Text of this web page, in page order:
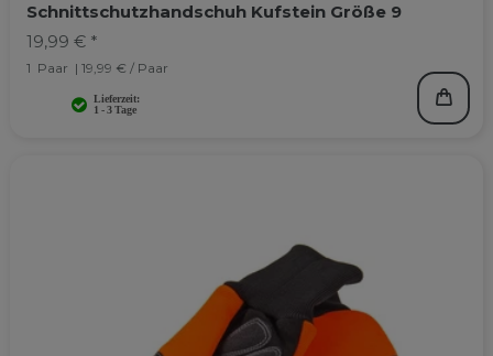
Schnittschutzhandschuh Kufstein Größe 9
19,99 € *
1 Paar | 19,99 € / Paar